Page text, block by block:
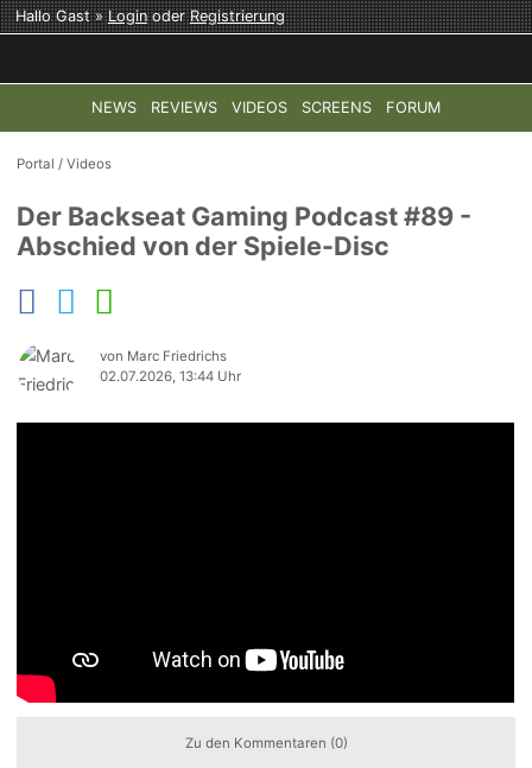
Hallo Gast »LoginoderRegistrierung
NEWS REVIEWS VIDEOS SCREENS FORUM
TOP-THEMEN: COD: MODERN WARFARE 4 HALO:
Portal /Videos
Der Backseat Gaming Podcast #89 -
Abschied von der Spiele-Disc
von Marc Friedrichs
02.07.2026, 13:44 Uhr
Zu den Kommentaren (0)